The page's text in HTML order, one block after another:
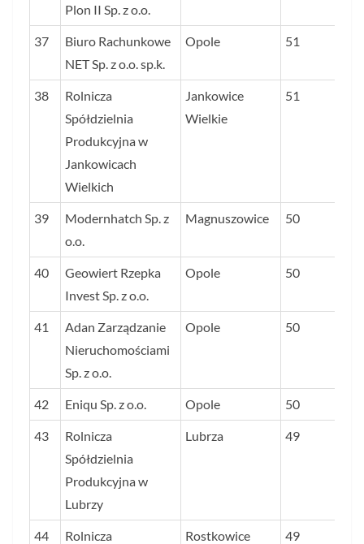
Plon II Sp. z o.o.
37
Biuro Rachunkowe
NET Sp. z o.o. sp.k.
Opole 51
38
Rolnicza
Spółdzielnia
Produkcyjna w
Jankowicach
Wielkich
Jankowice
Wielkie
51
39
Modernhatch Sp. z
o.o.
Magnuszowice 50
40
Geowiert Rzepka
Invest Sp. z o.o.
Opole 50
41
Adan Zarządzanie
Nieruchomościami
Sp. z o.o.
Opole 50
42 Eniqu Sp. z o.o. Opole 50
43
Rolnicza
Spółdzielnia
Produkcyjna w
Lubrzy
Lubrza 49
44
Rolnicza
Rostkowice 49